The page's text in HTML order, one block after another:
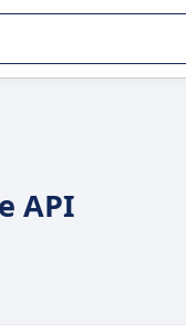
azienda.
API